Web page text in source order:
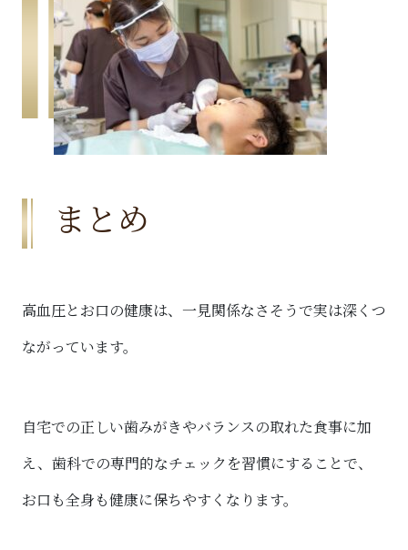
まとめ
高血圧とお口の健康は、一見関係なさそうで実は深くつ
ながっています。
自宅での正しい歯みがきやバランスの取れた食事に加
え、歯科での専門的なチェックを習慣にすることで、
お口も全身も健康に保ちやすくなります。